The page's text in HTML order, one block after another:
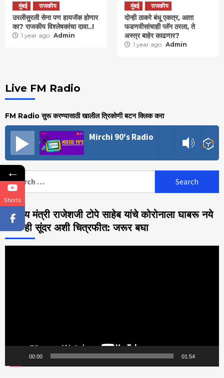
मुंबई राजकीय
उरलीसुरली सेना पण हायजॅक होणार
का? राजकीय विश्लेषकांचा दावा..!
1 year ago Admin
मुंबई राजकीय
दोन्ही ठाकरे बंधू एकत्र, आता
फडणवीसांचाही प्लॅन ठरला, ते
अस्त्र बाहेर काढणार?
1 year ago Admin
Live FM Radio
FM Radio सुरू करण्यासाठी खालील त्रिकोणी बटन क्लिक करा
Mirchi 90's Radio
Search
for:
आरोग्य मंत्री राजेशजी टोपे साहेब यांचे कोरोनाला घाबरू नये
याची ही सूंदर अशी चित्रफीत: जरूर बघा
00:00 01:54
←
Shorts